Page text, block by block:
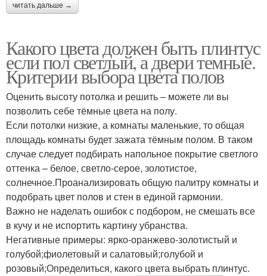
читать дальше →
Какого цвета должен быть плинтус
если пол светлый, а двери темные.
Критерии выбора цвета полов
Оценить высоту потолка и решить – можете ли вы
позволить себе тёмные цвета на полу.
Если потолки низкие, а комнаты маленькие, то общая
площадь комнаты будет зажата тёмным полом. В таком
случае следует подбирать напольное покрытие светлого
оттенка – белое, светло-серое, золотистое,
солнечное.Проанализировать общую палитру комнаты и
подобрать цвет полов и стен в единой гармонии.
Важно не наделать ошибок с подбором, не смешать все
в кучу и не испортить картину убранства.
Негативные примеры: ярко-оранжево-золотистый и
голубой;фиолетовый и салатовый;голубой и
розовый;Определиться, какого цвета выбрать плинтус.